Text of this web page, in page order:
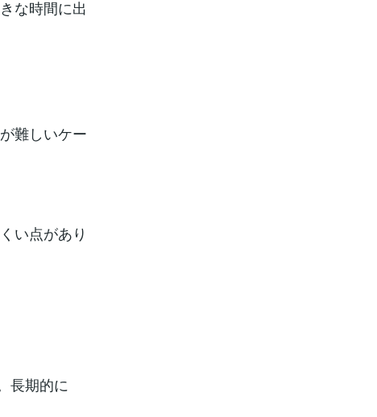
な時間に出
難しいケー
い点があり
長期的に